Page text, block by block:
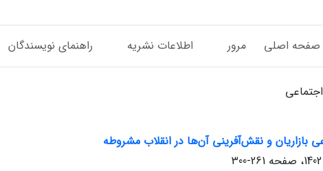
صفحه اصلی مرور اطلاعات نشریه راهنمای نویسندگان
بازاریان و نقش‌آفرینی آن‌ها در انقلاب مشروطه
261-300